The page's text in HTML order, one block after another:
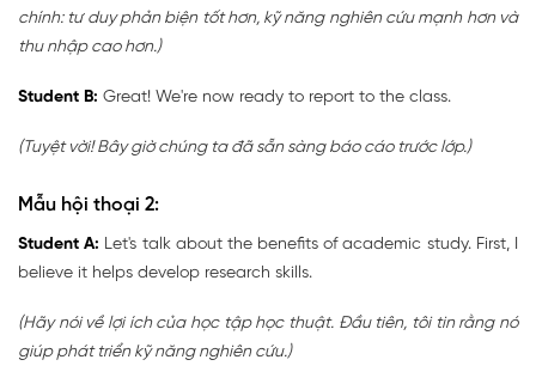
chính: tư duy phản biện tốt hơn, kỹ năng nghiên cứu mạnh hơn và
thu nhập cao hơn.)
Student B: Great! We're now ready to report to the class.
(Tuyệt vời! Bây giờ chúng ta đã sẵn sàng báo cáo trước lớp.)
Mẫu hội thoại 2:
Student A: Let's talk about the benefits of academic study. First, I
believe it helps develop research skills.
(Hãy nói về lợi ích của học tập học thuật. Đầu tiên, tôi tin rằng nó
giúp phát triển kỹ năng nghiên cứu.)